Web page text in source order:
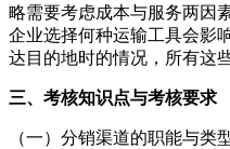
略需要考虑成本与服务两因
企业选择何种运输工具会影
达目的地时的情况，所有这
三、考核知识点与考核要求
（一）分销渠道的职能与类